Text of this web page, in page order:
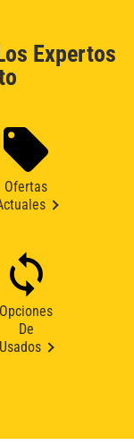
Expertos
Ofertas
Opciones
De
Usados